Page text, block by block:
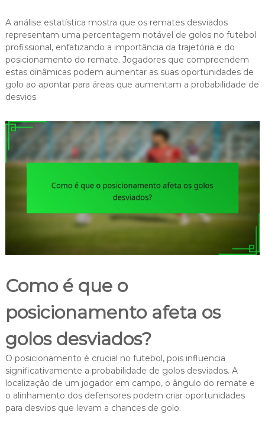
A análise estatística mostra que os remates desviados
representam uma percentagem notável de golos no futebol
profissional, enfatizando a importância da trajetória e do
posicionamento do remate. Jogadores que compreendem
estas dinâmicas podem aumentar as suas oportunidades de
golo ao apontar para áreas que aumentam a probabilidade de
desvios.
Como é que o
posicionamento afeta os
golos desviados?
O posicionamento é crucial no futebol, pois influencia
significativamente a probabilidade de golos desviados. A
localização de um jogador em campo, o ângulo do remate e
o alinhamento dos defensores podem criar oportunidades
para desvios que levam a chances de golo.